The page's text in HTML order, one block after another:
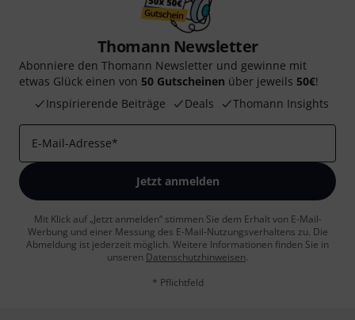
Thomann Newsletter
Abonniere den Thomann Newsletter und gewinne mit
etwas Glück einen von 50 Gutscheinen über jeweils 50€!
Inspirierende Beiträge
Deals Thomann Insights
E-Mail-Adresse*
Jetzt anmelden
Mit Klick auf „Jetzt anmelden“ stimmen Sie dem Erhalt von E-Mail-
Werbung und einer Messung des E-Mail-Nutzungsverhaltens zu. Die
Abmeldung ist jederzeit möglich. Weitere Informationen finden Sie in
unseren Datenschutzhinweisen.
* Pflichtfeld